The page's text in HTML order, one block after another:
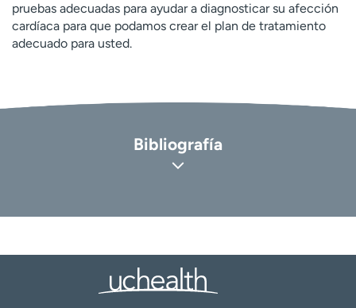
pruebas adecuadas para ayudar a diagnosticar su afección
cardíaca para que podamos crear el plan de tratamiento
adecuado para usted.
Bibliografía
Centro Nacional de Información Biotecnológica (NCBI):
Biblioteca Nacional de Medicina. Examen cardíaco –
https://www.ncbi.nlm.nih.gov/books/NBK553078/